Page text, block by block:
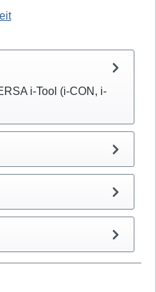
i-Tool (i-CON, i-